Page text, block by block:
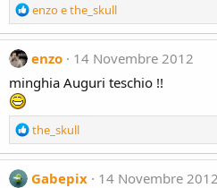
s
:
R
e
a
c
i
n
s
:
enzoethe_skull
enzo
14 Novembre 2012
minghia Auguri teschio !!
R
e
a
c
the_skull
Gabepix
14 Novembre 2012